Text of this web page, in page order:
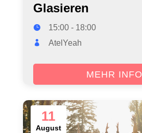
Glasieren
15:00 - 18:00
AtelYeah
MEHR INFO
11
August